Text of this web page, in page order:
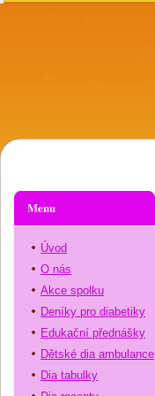
Menu
Úvod
O nás
Akce spolku
Deníky pro diabetiky
Edukační přednášky
Dětské dia ambulance
Dia tabulky